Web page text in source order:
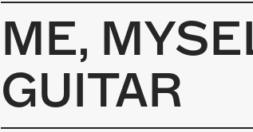
ME,
GUITAR